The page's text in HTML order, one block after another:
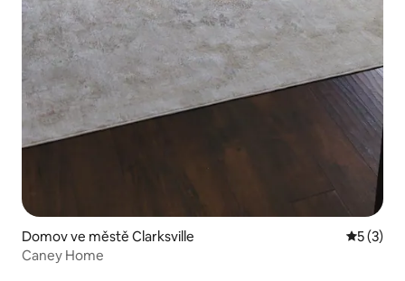
Domov ve městě Clarksville
5 (3)
Caney Home